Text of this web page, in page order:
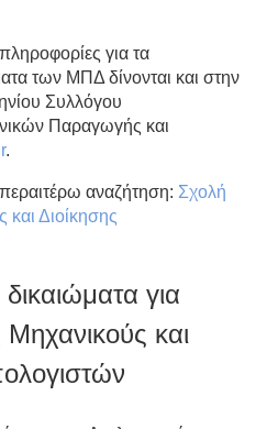
για τα
των ΜΠΔ δίνονται και στην
Συλλόγου
Παραγωγής και
.
αναζήτηση: Σχολή
Διοίκησης
για
και